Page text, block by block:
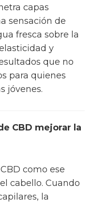
capas
sensación de
fresca sobre la
y
que no
para quienes
jóvenes.
CBD mejorar la
como ese
cabello. Cuando
la